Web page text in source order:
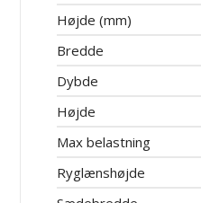
Højde (mm)
Bredde
Dybde
Højde
Max belastning
Ryglænshøjde